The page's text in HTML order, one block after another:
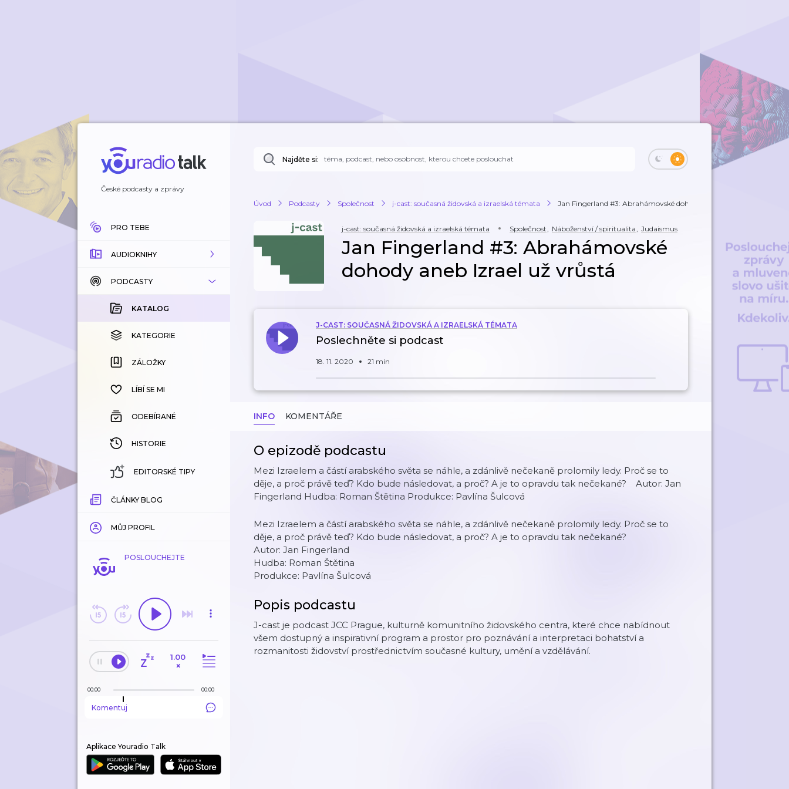
České podcasty a zprávy
PRO TEBE
AUDIOKNIHY
KATALOG
KOUPENÉ
KATEGORIE
ZÁLOŽKY
HISTORIE
PODCASTY
KATALOG
KATEGORIE
ZÁLOŽKY
LÍBÍ SE MI
ODEBÍRANÉ
HISTORIE
EDITORSKÉ TIPY
ČLÁNKY BLOG
MŮJ PROFIL
POSLOUCHEJTE
1.00
×
00:00 00:00
Komentuj
Aplikace Youradio Talk
Najděte si:
Úvod Podcasty Společnost j-cast: současná židovská a izraelská témata Jan Fingerland #3: Abrahámovské dohody ane...
j-cast: současná židovská a izraelská témata Společnost, Náboženství / spiritualita, Judaismus
Jan Fingerland #3: Abrahámovské
dohody aneb Izrael už vrůstá
J-CAST: SOUČASNÁ ŽIDOVSKÁ A IZRAELSKÁ TÉMATA
Poslechněte si podcast
18. 11. 2020 21 min
INFO KOMENTÁŘE
O epizodě podcastu
Mezi Izraelem a částí arabského světa se náhle, a zdánlivě nečekaně prolomily ledy. Proč se to
děje, a proč právě teď? Kdo bude následovat, a proč? A je to opravdu tak nečekané? Autor: Jan
Fingerland Hudba: Roman Štětina Produkce: Pavlína Šulcová
Mezi Izraelem a částí arabského světa se náhle, a zdánlivě nečekaně prolomily ledy. Proč se to
děje, a proč právě teď? Kdo bude následovat, a proč? A je to opravdu tak nečekané?
Autor: Jan Fingerland
Hudba: Roman Štětina
Produkce: Pavlína Šulcová
Popis podcastu
J-cast je podcast JCC Prague, kulturně komunitního židovského centra, které chce nabídnout
všem dostupný a inspirativní program a prostor pro poznávání a interpretaci bohatství a
rozmanitosti židovství prostřednictvím současné kultury, umění a vzdělávání.